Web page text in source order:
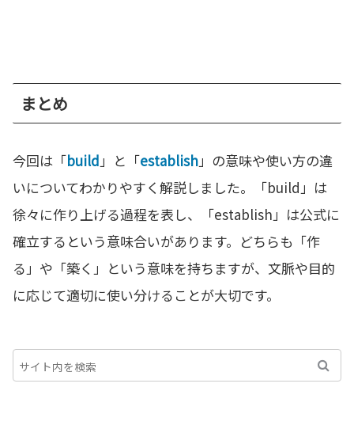
まとめ
今回は「build」と「establish」の意味や使い方の違
いについてわかりやすく解説しました。「build」は
徐々に作り上げる過程を表し、「establish」は公式に
確立するという意味合いがあります。どちらも「作
る」や「築く」という意味を持ちますが、文脈や目的
に応じて適切に使い分けることが大切です。